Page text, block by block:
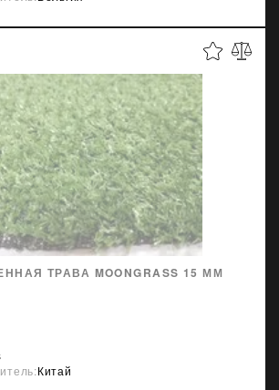
ТРАВА MOONGRASS 15 ММ
Китай